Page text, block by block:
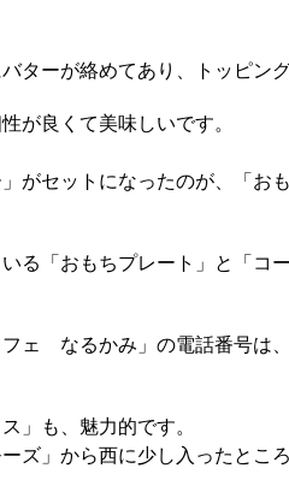
ターが絡めてあり、トッピン
が良くて美味しいです。
がセットになったのが、「お
る「おもちプレート」と「コ
ェ なるかみ」の電話番号は
」も、魅力的です。
ズ」から西に少し入ったところ